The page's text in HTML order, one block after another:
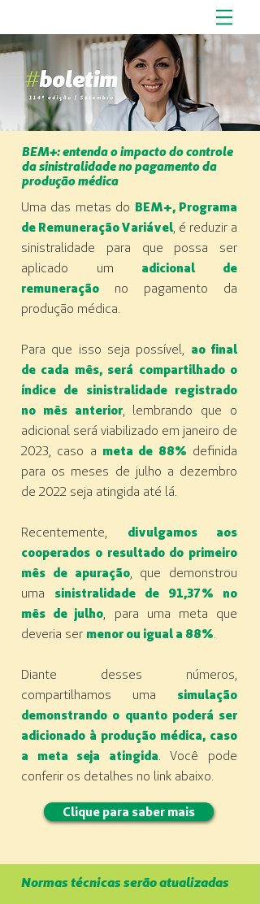
BEM+: entenda o impacto do controle
da sinistralidade no pagamento da
produção médica
Uma das metas do BEM+, Programa
de Remuneração Variável, é reduzir a
sinistralidade para que possa ser
aplicado um adicional de
remuneração no pagamento da
produção médica.
Para que isso seja possível, ao final
de cada mês, será compartilhado o
índice de sinistralidade registrado
no mês anterior, lembrando que o
adicional será viabilizado em janeiro de
2023, caso a meta de 88% definida
para os meses de julho a dezembro
de 2022 seja atingida até lá.
Recentemente, divulgamos aos
cooperados o resultado do primeiro
mês de apuração, que demonstrou
uma sinistralidade de 91,37% no
mês de julho, para uma meta que
deveria ser menor ou igual a 88%.
Diante desses números,
compartilhamos uma simulação
demonstrando o quanto poderá ser
adicionado à produção médica, caso
a meta seja atingida. Você pode
conferir os detalhes no link abaixo.
Clique para saber mais
Normas técnicas serão atualizadas